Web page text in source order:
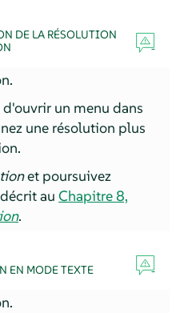
DE LA RÉSOLUTION
un menu dans
une résolution plus
et poursuivez
auChapitre 8,
.
EN MODE TEXTE